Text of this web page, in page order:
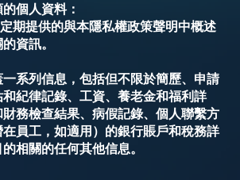
個人資料：
期提供的與本隱私權政策聲明中概述
資訊。
一系列信息，包括但不限於簡歷、申請
紀律記錄、工資、養老金和福利詳
務檢查結果、病假記錄、個人聯繫方
員工，如適用）的銀行賬戶和稅務詳
相關的任何其他信息。